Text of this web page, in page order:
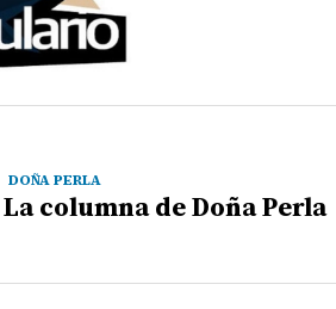
DOÑA PERLA
La columna de Doña Perla